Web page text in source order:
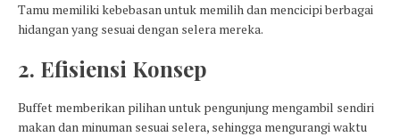
Tamu memiliki kebebasan untuk memilih dan mencicipi berbagai
hidangan yang sesuai dengan selera mereka.
2. Efisiensi Konsep
Buffet memberikan pilihan untuk pengunjung mengambil sendiri
makan dan minuman sesuai selera, sehingga mengurangi waktu